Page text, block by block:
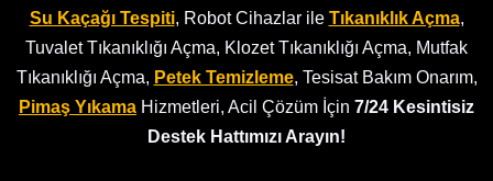
Su Kaçağı Tespiti, Robot Cihazlar ile Tıkanıklık Açma,
Tuvalet Tıkanıklığı Açma, Klozet Tıkanıklığı Açma, Mutfak
Tıkanıklığı Açma, Petek Temizleme, Tesisat Bakım Onarım,
Pimaş Yıkama Hizmetleri, Acil Çözüm İçin 7/24 Kesintisiz
Destek Hattımızı Arayın!